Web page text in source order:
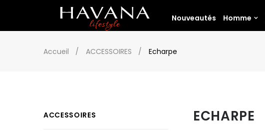
Nouveautés Homme
Accueil ACCESSOIRES Echarpe
ACCESSOIRES ECHARPE